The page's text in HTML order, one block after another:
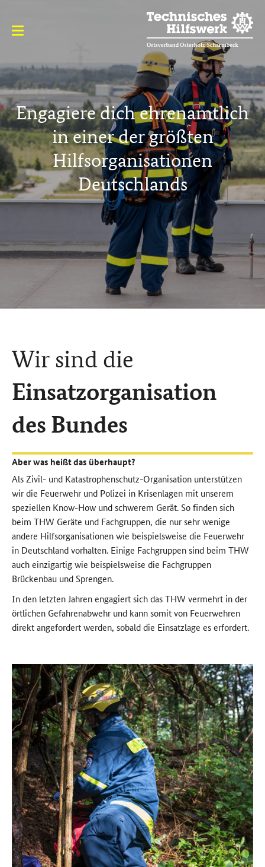
Engagiere dich ehrenamtlich
in einer der größten
Hilfsorganisationen
Deutschlands
Wir sind die
Einsatzorganisation
des Bundes
Aber was heißt das überhaupt?
Als Zivil- und Katastrophenschutz-Organisation unterstützen
wir die Feuerwehr und Polizei in Krisenlagen mit unserem
speziellen Know-How und schwerem Gerät. So finden sich
beim THW Geräte und Fachgruppen, die nur sehr wenige
andere Hilfsorganisationen wie beispielsweise die Feuerwehr
in Deutschland vorhalten. Einige Fachgruppen sind beim THW
auch einzigartig wie beispielsweise die Fachgruppen
Brückenbau und Sprengen.
In den letzten Jahren engagiert sich das THW vermehrt in der
örtlichen Gefahrenabwehr und kann somit von Feuerwehren
direkt angefordert werden, sobald die Einsatzlage es erfordert.